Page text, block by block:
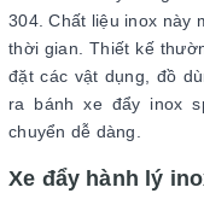
304. Chất liệu inox này
thời gian. Thiết kế
đặt các vật dụng, đồ
ra bánh xe đẩy inox
chuyển dễ dàng.
Xe đẩy hành lý